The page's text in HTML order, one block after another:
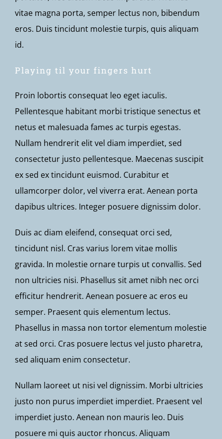
vitae magna porta, semper lectus non, bibendum
eros. Duis tincidunt molestie turpis, quis aliquam
id.
Playing til your fingers hurt
Proin lobortis consequat leo eget iaculis.
Pellentesque habitant morbi tristique senectus et
netus et malesuada fames ac turpis egestas.
Nullam hendrerit elit vel diam imperdiet, sed
consectetur justo pellentesque. Maecenas suscipit
ex sed ex tincidunt euismod. Curabitur et
ullamcorper dolor, vel viverra erat. Aenean porta
dapibus ultrices. Integer posuere dignissim dolor.
Duis ac diam eleifend, consequat orci sed,
tincidunt nisl. Cras varius lorem vitae mollis
gravida. In molestie ornare turpis ut convallis. Sed
non ultricies nisi. Phasellus sit amet nibh nec orci
efficitur hendrerit. Aenean posuere ac eros eu
semper. Praesent quis elementum lectus.
Phasellus in massa non tortor elementum molestie
at sed orci. Cras posuere lectus vel justo pharetra,
sed aliquam enim consectetur.
Nullam laoreet ut nisi vel dignissim. Morbi ultricies
justo non purus imperdiet imperdiet. Praesent vel
imperdiet justo. Aenean non mauris leo. Duis
posuere mi quis auctor rhoncus. Aliquam